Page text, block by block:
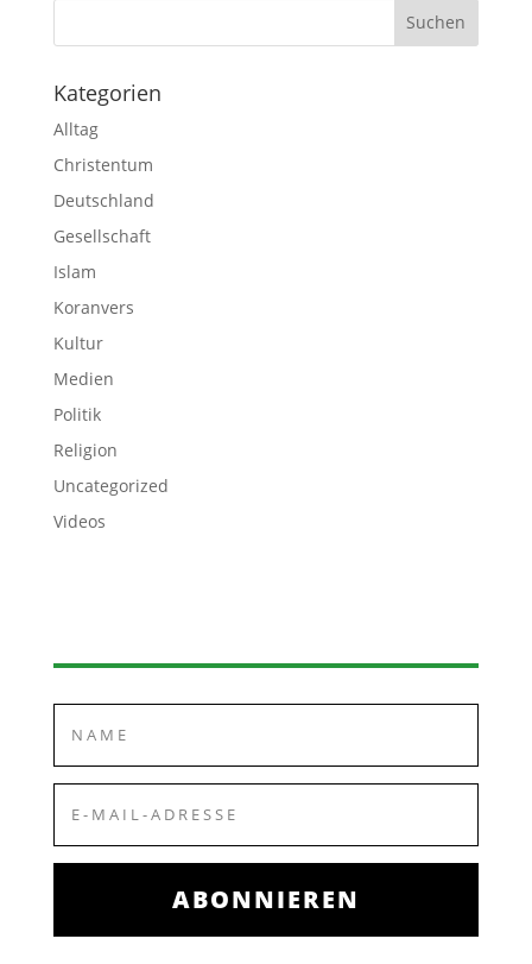
Kategorien
Alltag
Christentum
Deutschland
Gesellschaft
Islam
Koranvers
Kultur
Medien
Politik
Religion
Uncategorized
Videos
ABONNIEREN